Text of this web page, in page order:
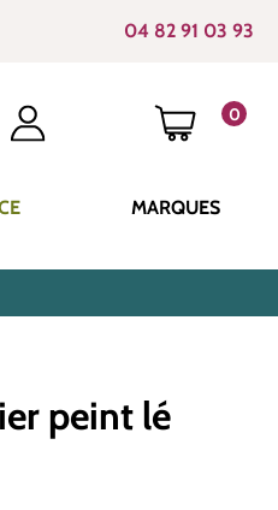
04 82 91 03 93
0
LE
MARQUES
peint lé